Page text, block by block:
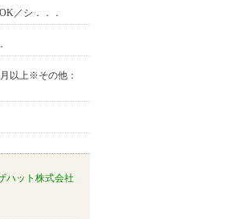
／シ．．．
以上※その他：
ハット株式会社